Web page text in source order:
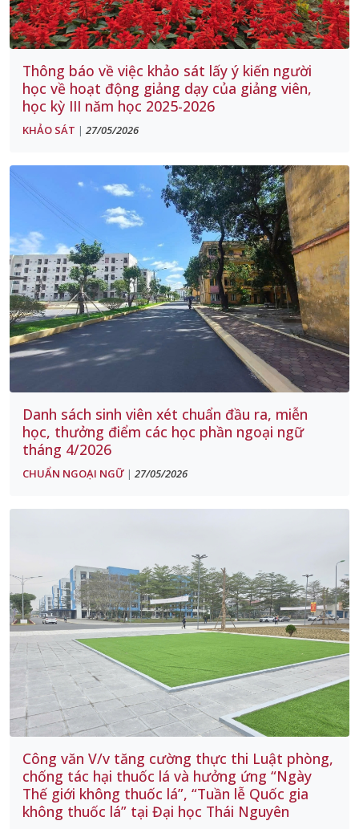
Thông báo về việc khảo sát lấy ý kiến người
học về hoạt động giảng dạy của giảng viên,
học kỳ III năm học 2025-2026
KHẢO SÁT | 27/05/2026
Danh sách sinh viên xét chuẩn đầu ra, miễn
học, thưởng điểm các học phần ngoại ngữ
tháng 4/2026
CHUẨN NGOẠI NGỮ 27/05/2026
Công văn V/v tăng cường thực thi Luật phòng,
chống tác hại thuốc lá và hưởng ứng “Ngày
Thế giới không thuốc lá”, “Tuần lễ Quốc gia
không thuốc lá” tại Đại học Thái Nguyên